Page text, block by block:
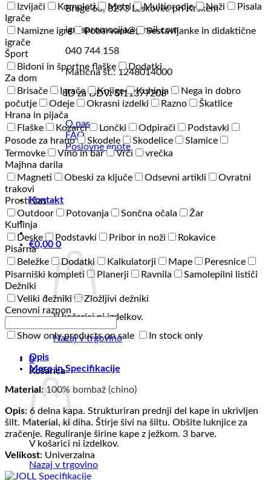
Brege 60, 8273 Leskovec pri Krškem
igmapromocija@gmail.com
040 744 158
Matična št.: 1248014000
ID za DDV: SI11377208
O nas
FAQ
Poslovne enote
Kontakt
€0,00 0
V košarici ni izdelkov.
Nazaj v trgovino
0
Košarica
V košarici ni izdelkov.
Nazaj v trgovino
Izvijači
Kompleti Metri Multiorodje Noži
Pisala
Igrače
Namizne igre
Pobarvanke
Sestavljanke in didaktične
igrače
Šport
Bidoni in športne flaške
Dodatki
Za dom
Brisače
Igrače Knjige Kuhinja
Nega in dobro
počutje
Odeje Okrasni izdelki Razno
Škatlice
Hrana in pijača
Flaške
Kozarci Lončki Odpirači
Podstavki
Posode za hrano
Skodele Skodelice
Slamice
Termovke
Vino in bar Vrči
vrečka
Majhna darila
Magneti
Obeski za ključe Odsevni artikli
Ovratni
trakovi
Prosti čas
Outdoor
Potovanja Sončna očala
Žar
Kuhinja
Deske
Podstavki Pribor in noži
Rokavice
Pisarna
Beležke
Dodatki Kalkulatorji Mape
Peresnice
Pisarniški kompleti
Planerji Ravnila
Samolepilni lističi
Dežniki
Veliki dežniki
Zložljivi dežniki
Cenovni razpon
Show only products on sale In stock only
Opis
Mere in Specifikacije
Material: 100% bombaž (chino)
Opis: 6 delna kapa. Strukturiran prednji del kape in ukrivljen
šilt. Material, ki diha. Štirje šivi na šiltu. Obšite luknjice za
zračenje. Reguliranje širine kape z ježkom. 3 barve.
Velikost: Univerzalna